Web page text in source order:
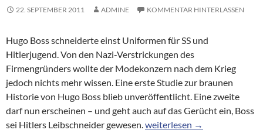
22. SEPTEMBER 2011 ADMINE KOMMENTAR HINTERLASSEN
Hugo Boss schneiderte einst Uniformen für SS und
Hitlerjugend. Von den Nazi-Verstrickungen des
Firmengründers wollte der Modekonzern nach dem Krieg
jedoch nichts mehr wissen. Eine erste Studie zur braunen
Historie von Hugo Boss blieb unveröffentlicht. Eine zweite
darf nun erscheinen – und geht auch auf das Gerücht ein, Boss
sei Hitlers Leibschneider gewesen.Studien über Hugo Boss in
weiterlesen →